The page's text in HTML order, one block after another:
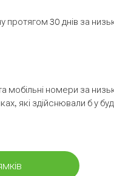
протягом 30 днів за
мобільні номери за
які здійснювали б у